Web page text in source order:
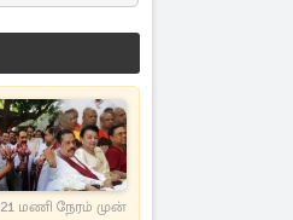
21 மணி நேரம் முன்